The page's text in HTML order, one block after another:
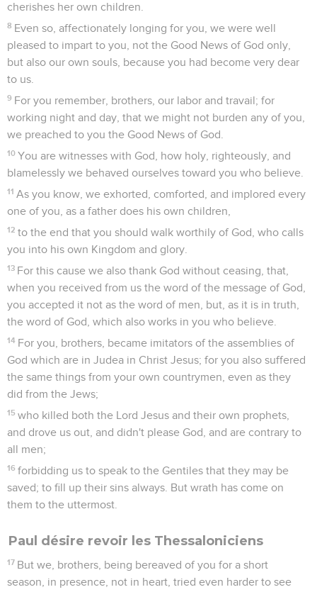
cherishes her own children.
8 Even so, affectionately longing for you, we were well
pleased to impart to you, not the Good News of God only,
but also our own souls, because you had become very dear
to us.
9 For you remember, brothers, our labor and travail; for
working night and day, that we might not burden any of you,
we preached to you the Good News of God.
10 You are witnesses with God, how holy, righteously, and
blamelessly we behaved ourselves toward you who believe.
11 As you know, we exhorted, comforted, and implored every
one of you, as a father does his own children,
12 to the end that you should walk worthily of God, who calls
you into his own Kingdom and glory.
13 For this cause we also thank God without ceasing, that,
when you received from us the word of the message of God,
you accepted it not as the word of men, but, as it is in truth,
the word of God, which also works in you who believe.
14 For you, brothers, became imitators of the assemblies of
God which are in Judea in Christ Jesus; for you also suffered
the same things from your own countrymen, even as they
did from the Jews;
15 who killed both the Lord Jesus and their own prophets,
and drove us out, and didn't please God, and are contrary to
all men;
16 forbidding us to speak to the Gentiles that they may be
saved; to fill up their sins always. But wrath has come on
them to the uttermost.
Paul désire revoir les Thessaloniciens
17 But we, brothers, being bereaved of you for a short
season, in presence, not in heart, tried even harder to see